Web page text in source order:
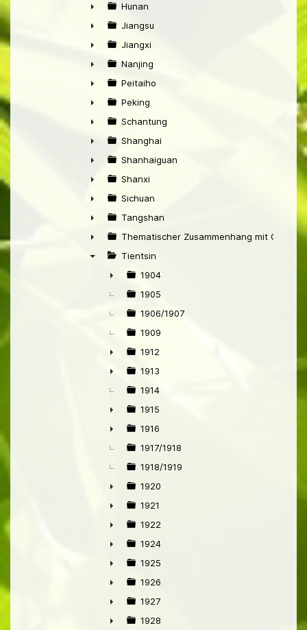
►
►
Hunan
►
Jiangsu
►
Jiangxi
►
Nanjing
►
Peitaiho
►
Peking
►
Schantung
►
Shanghai
►
Shanhaiguan
►
Shanxi
►
Sichuan
►
Tangshan
►
Thematischer Zusammenhang mit China
Tientsin
►
1904
1905
1906/1907
1909
►
1912
►
1913
1914
►
1915
►
1916
1917/1918
1918/1919
►
1920
►
1921
►
1922
►
1924
►
1925
►
1926
►
1927
1928